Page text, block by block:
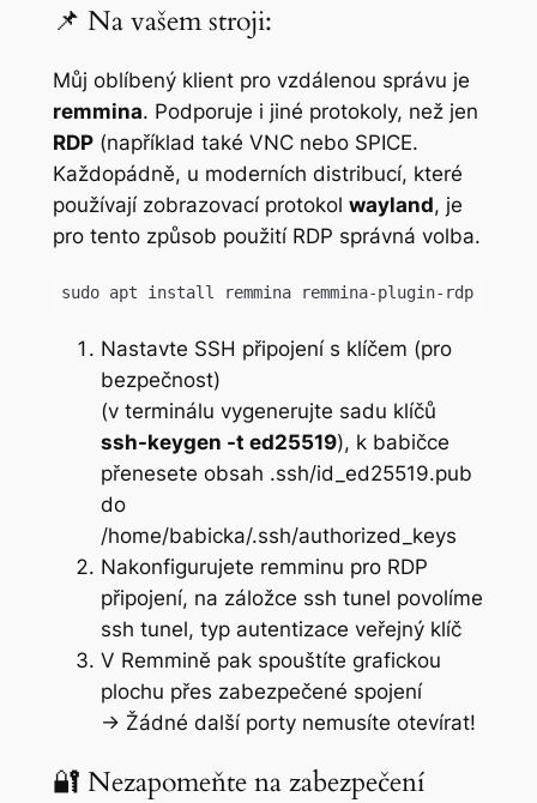
📌 Na vašem stroji:
Můj oblíbený klient pro vzdálenou správu je
remmina. Podporuje i jiné protokoly, než jen
RDP(například také VNC nebo SPICE.
Každopádně, u moderních distribucí, které
používají zobrazovací protokol wayland, je
pro tento způsob použití RDP správná volba.
sudo apt install remmina remmina-plugin-rdp
Nastavte SSH připojení s klíčem (pro
bezpečnost)
(v terminálu vygenerujte sadu klíčů
ssh-keygen -t ed25519), k babičce
přenesete obsah .ssh/id_ed25519.pub
do
/home/babicka/.ssh/authorized_keys
Nakonfigurujete remminu pro RDP
připojení, na záložce ssh tunel povolíme
ssh tunel, typ autentizace veřejný klíč
V Remmině pak spouštíte grafickou
plochu přes zabezpečené spojení
→ Žádné další porty nemusíte otevírat!
🔐 Nezapomeňte na zabezpečení